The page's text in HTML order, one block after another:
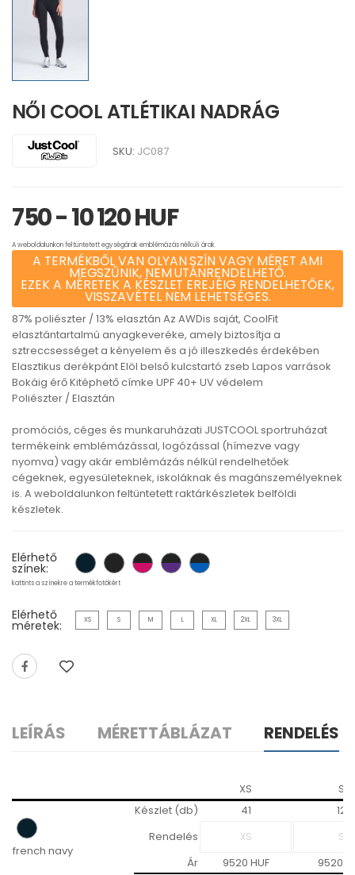
NŐI COOL ATLÉTIKAI NADRÁG
SKU: JC087
750 - 10 120 HUF
A weboldalunkon feltüntetett egységárak emblémázás nélküli árak.
A TERMÉKBŐL VAN OLYAN SZÍN VAGY MÉRET AMI
MEGSZŰNIK, NEM UTÁNRENDELHETŐ.
EZEK A MÉRETEK A KÉSZLET EREJÉIG RENDELHETŐEK,
VISSZAVÉTEL NEM LEHETSÉGES.
87% poliészter / 13% elasztán Az AWDis saját, CoolFit
elasztántartalmú anyagkeveréke, amely biztosítja a
sztreccsességet a kényelem és a jó illeszkedés érdekében
Elasztikus derékpánt Elöl belső kulcstartó zseb Lapos varrások
Bokáig érő Kitéphető címke UPF 40+ UV védelem
Poliészter / Elasztán
promóciós, céges és munkaruházati JUSTCOOL sportruházat
termékeink emblémázással, logózással (hímezve vagy
nyomva) vagy akár emblémázás nélkül rendelhetőek
cégeknek, egyesületeknek, iskoláknak és magánszemélyeknek
is. A weboldalunkon feltüntetett raktárkészletek belföldi
készletek.
Elérhető
színek:
kattints a színekre a termékfotókért
Elérhető
méretek: XS S M L XL 2XL 3XL
LEÍRÁS MÉRETTÁBLÁZAT RENDELÉS
XS S
french navy
Készlet (db) 41
12
Rendelés
Ár
9520 HUF 9520